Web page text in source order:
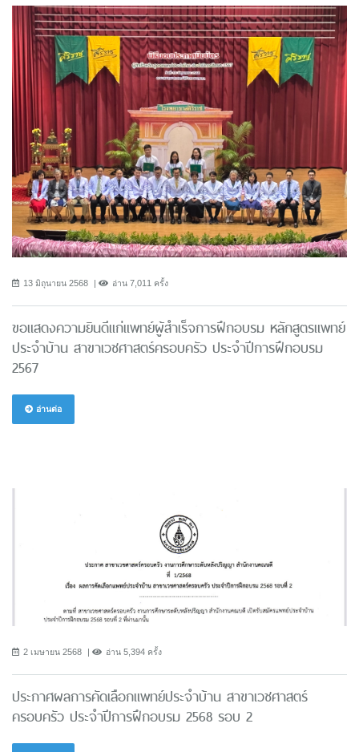
13 มิถุนายน 2568 อ่าน 7,011 ครั้ง
ขอแสดงความยินดีแก่แพทย์ผู้สำเร็จการฝึกอบรม หลักสูตรแพทย์
ประจำบ้าน สาขาเวชศาสตร์ครอบครัว ประจำปีการฝึกอบรม
2567
อ่านต่อ
2 เมษายน 2568 อ่าน 5,394 ครั้ง
ประกาศผลการคัดเลือกแพทย์ประจำบ้าน สาขาเวชศาสตร์
ครอบครัว ประจำปีการฝึกอบรม 2568 รอบ 2